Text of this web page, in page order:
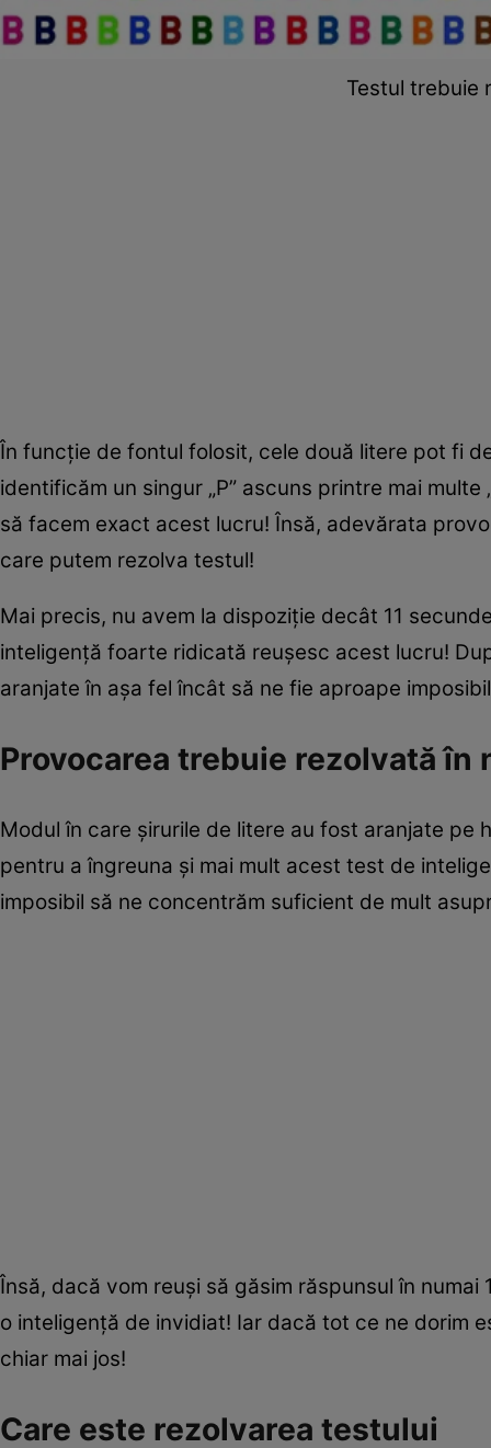
Testul trebuie
În funcție de fontul folosit, cele două litere pot fi
identificăm un singur „P” ascuns printre mai
să facem exact acest lucru! Însă, adevărata
care putem rezolva testul!
Mai precis, nu avem la dispoziție decât 11
inteligență foarte ridicată reușesc acest lucru!
aranjate în așa fel încât să ne fie aproape
Provocarea trebuie rezolvată în
Modul în care șirurile de litere au fost aranjate
pentru a îngreuna și mai mult acest test de
imposibil să ne concentrăm suficient de mult
Însă, dacă vom reuși să găsim răspunsul în
o inteligență de invidiat! Iar dacă tot ce ne dorim
chiar mai jos!
Care este rezolvarea testului